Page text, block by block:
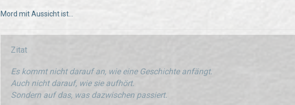
Mord mit Aussicht ist...
Zitat
Es kommt nicht darauf an, wie eine Geschichte anfängt.
Auch nicht darauf, wie sie aufhört.
Sondern auf das, was dazwischen passiert.